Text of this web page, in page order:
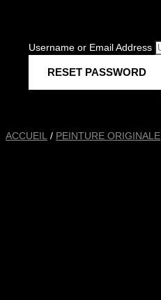
Username or Email Address
ACCUEIL / PEINTURE ORIGINALE